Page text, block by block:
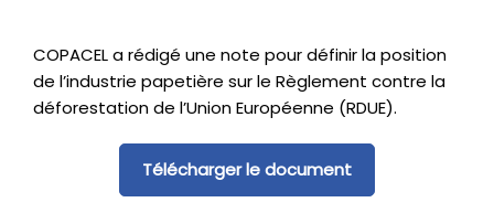
COPACEL a rédigé une note pour définir la position
de l’industrie papetière sur le Règlement contre la
déforestation de l’Union Européenne (RDUE).
Télécharger le document